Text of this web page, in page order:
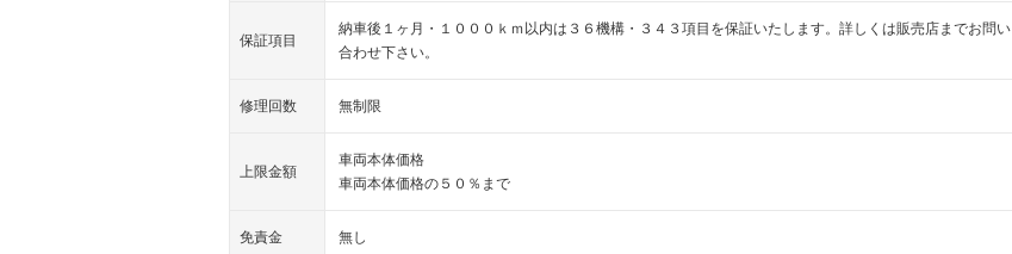
保証項目
納車後１ヶ月・１０００ｋｍ以内は３６機構・３４３項目を保証いたします。詳しくは販売店までお問い
合わせ下さい。
修理回数 無制限
上限金額
車両本体価格
車両本体価格の５０％まで
免責金 無し